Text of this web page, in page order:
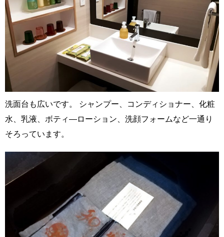
洗面台も広いです。 シャンプー、コンディショナー、化粧
水、乳液、ボティ―ローション、洗顔フォームなど一通り
そろっています。